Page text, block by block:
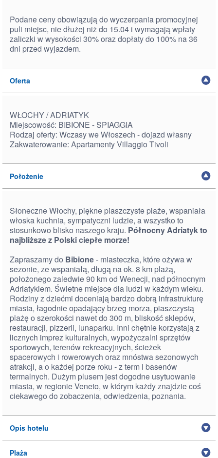
Podane ceny obowiązują do wyczerpania promocyjnej
puli miejsc, nie dłużej niż do 15.04 i wymagają wpłaty
zaliczki w wysokości 30% oraz dopłaty do 100% na 36
dni przed wyjazdem.
Oferta
WŁOCHY / ADRIATYK
Miejscowość: BIBIONE - SPIAGGIA
Rodzaj oferty: Wczasy we Włoszech - dojazd własny
Zakwaterowanie: ApartamentyVillaggio Tivoli
Położenie
Słoneczne Włochy, piękne piaszczyste plaże, wspaniała
włoska kuchnia, sympatyczni ludzie, a wszystko to
stosunkowo blisko naszego kraju. Północny Adriatyk to
najbliższe z Polski ciepłe morze!
Zapraszamy do Bibione- miasteczka, które ożywa w
sezonie, ze wspaniałą, długą na ok. 8 km plażą,
położonego zaledwie 90 km od Wenecji, nad północnym
Adriatykiem. Świetne miejsce dla ludzi w każdym wieku.
Rodziny z dziećmi doceniają bardzo dobrą infrastrukturę
miasta, łagodnie opadający brzeg morza, piaszczystą
plażę o szerokości nawet do 300 m, bliskość sklepów,
restauracji, pizzerii, lunaparku. Inni chętnie korzystają z
licznych imprez kulturalnych, wypożyczalni sprzętów
sportowych, terenów rekreacyjnych, ścieżek
spacerowych i rowerowych oraz mnóstwa sezonowych
atrakcji, a o każdej porze roku - z term i basenów
termalnych. Dużym plusem jest dogodne usytuowanie
miasta, w regionie Veneto, w którym każdy znajdzie coś
ciekawego do zobaczenia, odwiedzenia, poznania.
Opis hotelu
Plaża